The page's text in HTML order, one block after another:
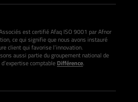
est certifié Afaq ISO 9001 par Afnor
ce qui signifie que nous avons instauré
client qui favorise l’innovation.
aussi partie du groupement national de
comptableDifférence.